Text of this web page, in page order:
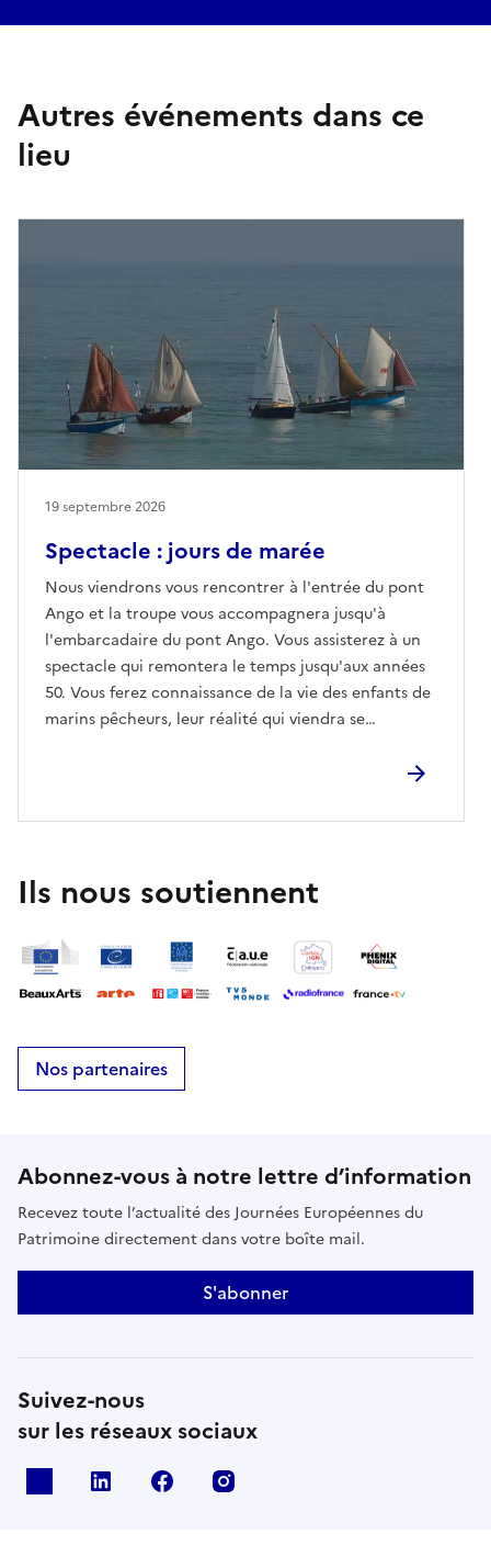
Autres événements dans ce
lieu
Spectacle : jours de marée
Nous viendrons vous rencontrer à l'entrée du pont
Ango et la troupe vous accompagnera jusqu'à
l'embarcadaire du pont Ango. Vous assisterez à un
spectacle qui remontera le temps jusqu'aux années
50. Vous ferez connaissance de la vie des enfants de
marins pêcheurs, leur réalité qui viendra se
19 septembre 2026
Ils nous soutiennent
Nos partenaires
Abonnez-vous à notre lettre d’information
Recevez toute l’actualité des Journées Européennes du
Patrimoine directement dans votre boîte mail.
S'abonner
Suivez-nous
sur les réseaux sociaux
Linkedin Facebook